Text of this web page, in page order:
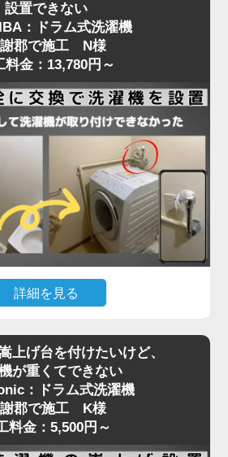
談ください。プロの判断で最適
します
頼いただいたO様のケースで
のドラム式洗濯機が脱衣所
ない」というお悩みでした。
き戸の開口幅が洗濯機本体の寸
位置はクリアしていたものの、
搬入が不可能な状態。そのた
外してから搬入し、所定の位置
を元通りに復旧することでスム
ました。施工料金はドラム式洗
脱着費用で7,280円～となり、
と思ったけど、無事に入って本
とお喜びいただきました。
、扉や壁、水栓の位置などさま
ます。搬入の難しい住宅でも対
断し、最適な方法で確実に設置
設置できない
：ドラム式洗濯機
郡で施工 N様
料金：13,780円～
詳細を見る
相談は、ドラム式洗濯機に特に
回、与謝郡で施工させていただ
まさにそのケースでした。購入
のドラム式洗濯機。設置スペ
ありましたが、既設の蛇口（水
上げ台を付けたいけど、
が重くてできない
：ドラム式洗濯機
郡で施工 K様
料金：5,500円～